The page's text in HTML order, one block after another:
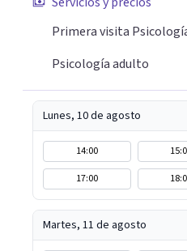
Primera visita
Psicología adulto
Lunes, 10 de agosto
14:00
17:00
Martes, 11 de agosto